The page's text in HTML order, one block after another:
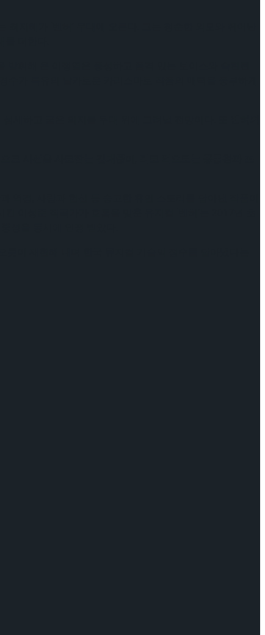
지혜가 ‘벤허’ 무대에 오른다. 그는 청순한 외모와 뛰어난
수가 특유의 날카로운 카리스마로 작품의 매력을 풍부하게
세하고 굳은 의지를 무대 위에 그려낼 전망이다. 또